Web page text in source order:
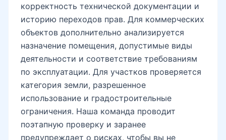
корректность технической документации и
историю переходов прав. Для коммерческих
объектов дополнительно анализируется
назначение помещения, допустимые виды
деятельности и соответствие требованиям
по эксплуатации. Для участков проверяется
категория земли, разрешенное
использование и градостроительные
ограничения. Наша команда проводит
поэтапную проверку и заранее
предупреждает о рисках, чтобы вы не